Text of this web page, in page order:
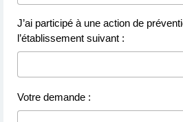
J’ai participé à une action de
l’établissement suivant :
Votre demande :